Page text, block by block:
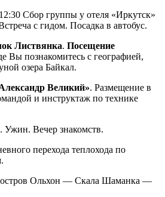
Сбор группы у отеля «Иркутск»
с гидом. Посадка в автобус.
Листвянка. Посещение
Вы познакомитесь с географией,
озера Байкал.
Великий». Размещение в
и инструктаж по технике
Ужин. Вечер знакомств.
перехода теплохода по
Ольхон — Скала Шаманка —